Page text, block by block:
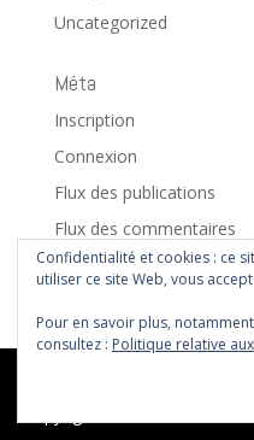
Uncategorized
Méta
Inscription
Connexion
Flux des publications
Flux des commentaires
Site de WordPress-FR
Copyright © 2026 Les
Confidentialité et cookies : ce
utiliser ce site Web, vous
Pour en savoir plus,
consultez : Politique relative